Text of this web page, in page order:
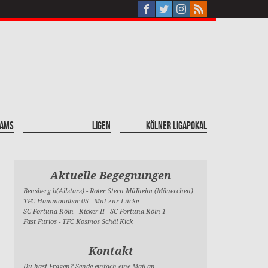
Ligen Kölner Ligapokal
Aktuelle Begegnungen
Bensberg b(Allstars)-Roter Stern Mülheim (Mäuerchen)
TFC Hammondbar 05-Mut zur Lücke
SC Fortuna Köln - Kicker II-SC Fortuna Köln 1
Fast Furios- TFC Kosmos Schäl Kick
Kontakt
Du hast Fragen? Sende einfach eine Mail an